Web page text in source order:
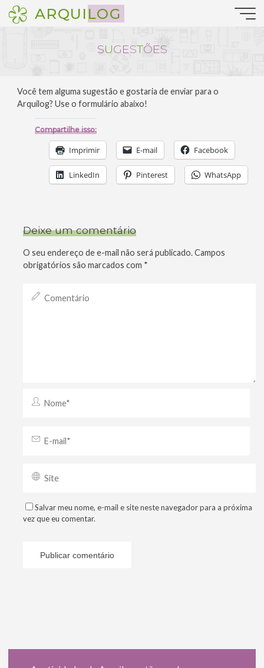
Pular
para
ARQUILOG
SU
UGESTÕES
Você tem alguma sugestão e gostaria de enviar para o
Arquilog? Use o formulário abaixo!
Compartilhe isso:
Imprimir E-mail Facebook
LinkedIn Pinterest WhatsApp
Deixe um comentário
O seu endereço de e-mail não será publicado.Campos
obrigatórios são marcados com *
Salvar meu nome, e-mail e site neste navegador para a próxima
vez que eu comentar.